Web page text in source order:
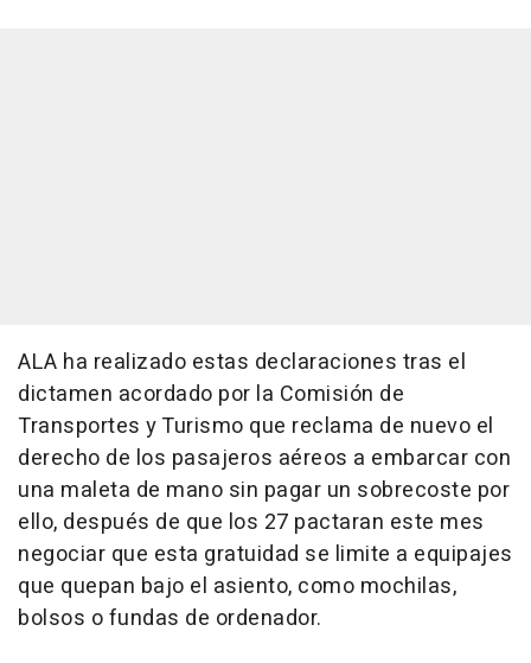
ALA ha realizado estas declaraciones tras el
dictamen acordado por la Comisión de
Transportes y Turismo que reclama de nuevo el
derecho de los pasajeros aéreos a embarcar con
una maleta de mano sin pagar un sobrecoste por
ello, después de que los 27 pactaran este mes
negociar que esta gratuidad se limite a equipajes
que quepan bajo el asiento, como mochilas,
bolsos o fundas de ordenador.